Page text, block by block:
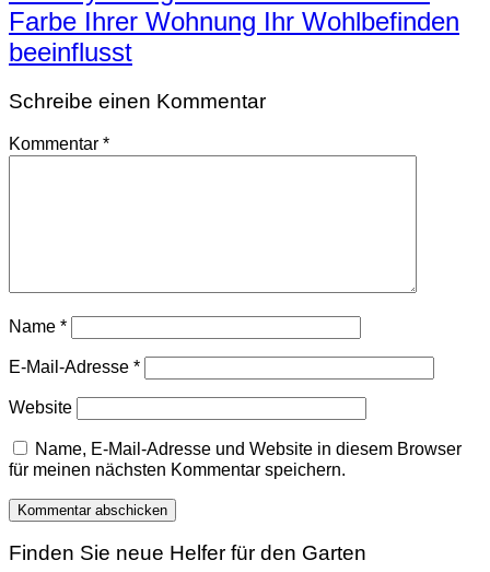
Farbe Ihrer Wohnung Ihr Wohlbefinden
beeinflusst
Schreibe einen Kommentar
Kommentar *
Name *
E-Mail-Adresse *
Website
Name, E-Mail-Adresse und Website in diesem Browser
für meinen nächsten Kommentar speichern.
Finden Sie neue Helfer für den Garten